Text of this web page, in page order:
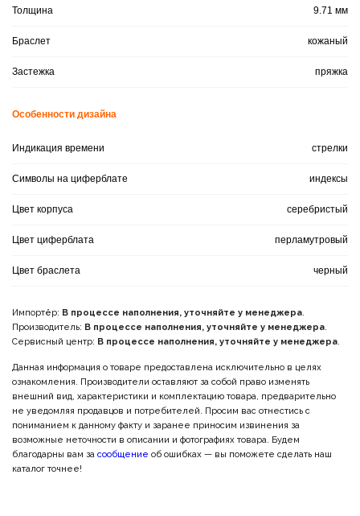
Толщина 9.71 мм
Браслет кожаный
Застежка пряжка
Особенности дизайна
Индикация времени стрелки
Символы на циферблате индексы
Цвет корпуса серебристый
Цвет циферблата перламутровый
Цвет браслета черный
Импортёр: В процессе наполнения, уточняйте у менеджера.
Производитель: В процессе наполнения, уточняйте у менеджера.
Сервисный центр: В процессе наполнения, уточняйте у менеджера.
Данная информация о товаре предоставлена исключительно в целях
ознакомления. Производители оставляют за собой право изменять
внешний вид, характеристики и комплектацию товара, предварительно
не уведомляя продавцов и потребителей. Просим вас отнестись с
пониманием к данному факту и заранее приносим извинения за
возможные неточности в описании и фотографиях товара. Будем
благодарны вам за сообщение об ошибках — вы поможете сделать наш
каталог точнее!